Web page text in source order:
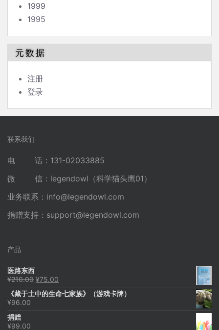
1999
1995
元数据
注册
登录
联系我们
电 话：131-02033885
微 信：legendowl（科学猫头鹰01）
业务联系： info@legendowl.com
捐赠支持： support@legendowl.com
产品
医路东西
¥210.00 原
为：
¥75.00
价
《藏于土中的生命七家族》（游戏卡牌）
¥96.00
捐赠
¥99.00